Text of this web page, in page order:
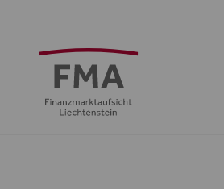
Regulierung
Öffentlichkeit